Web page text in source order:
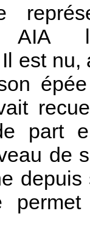
AIA
est
part
de